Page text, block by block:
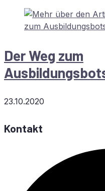
Der Weg zum
23.10.2020
Kontakt